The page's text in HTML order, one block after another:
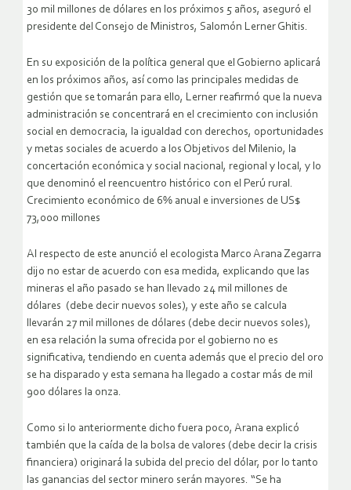
30 mil millones de dólares en los próximos 5 años, aseguró el
presidente del Consejo de Ministros, Salomón Lerner Ghitis.
En su exposición de la política general que el Gobierno aplicará
en los próximos años, así como las principales medidas de
gestión que se tomarán para ello, Lerner reafirmó que la nueva
administración se concentrará en el crecimiento con inclusión
social en democracia, la igualdad con derechos, oportunidades
y metas sociales de acuerdo a los Objetivos del Milenio, la
concertación económica y social nacional, regional y local, y lo
que denominó el reencuentro histórico con el Perú rural.
Crecimiento económico de 6% anual e inversiones de US$
73,000 millones
Al respecto de este anunció el ecologista Marco Arana Zegarra
dijo no estar de acuerdo con esa medida, explicando que las
mineras el año pasado se han llevado 24 mil millones de
dólares (debe decir nuevos soles), y este año se calcula
llevarán 27 mil millones de dólares (debe decir nuevos soles),
en esa relación la suma ofrecida por el gobierno no es
significativa, tendiendo en cuenta además que el precio del oro
se ha disparado y esta semana ha llegado a costar más de mil
900 dólares la onza.
Como si lo anteriormente dicho fuera poco, Arana explicó
también que la caída de la bolsa de valores (debe decir la crisis
financiera) originará la subida del precio del dólar, por lo tanto
las ganancias del sector minero serán mayores. “Se ha